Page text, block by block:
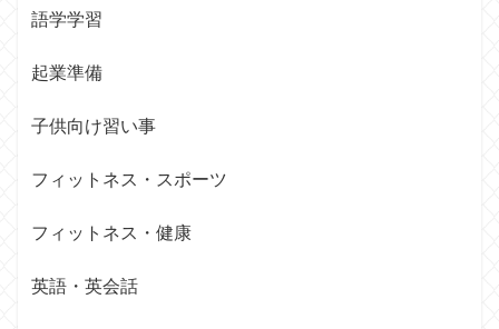
語学学習
起業準備
子供向け習い事
フィットネス・スポーツ
フィットネス・健康
英語・英会話